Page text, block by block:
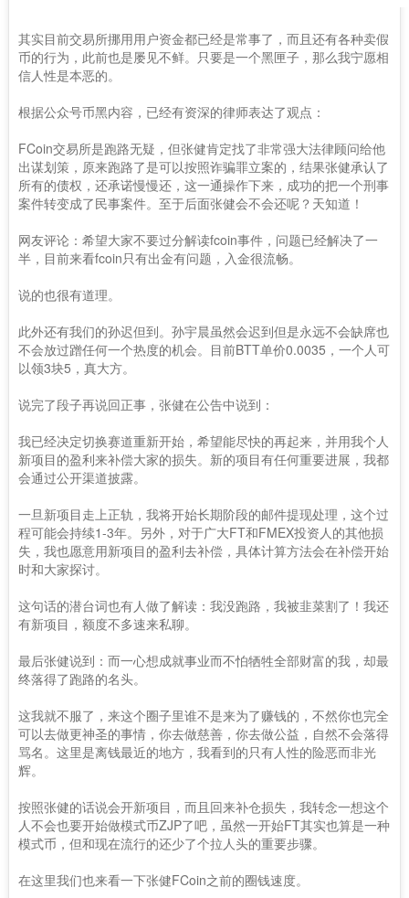
其实目前交易所挪用用户资金都已经是常事了，而且还有各种卖假
币的行为，此前也是屡见不鲜。只要是一个黑匣子，那么我宁愿相
信人性是本恶的。
根据公众号币黑内容，已经有资深的律师表达了观点：
FCoin交易所是跑路无疑，但张健肯定找了非常强大法律顾问给他
出谋划策，原来跑路了是可以按照诈骗罪立案的，结果张健承认了
所有的债权，还承诺慢慢还，这一通操作下来，成功的把一个刑事
案件转变成了民事案件。至于后面张健会不会还呢？天知道！
网友评论：希望大家不要过分解读fcoin事件，问题已经解决了一
半，目前来看fcoin只有出金有问题，入金很流畅。
说的也很有道理。
此外还有我们的孙迟但到。孙宇晨虽然会迟到但是永远不会缺席也
不会放过蹭任何一个热度的机会。目前BTT单价0.0035，一个人可
以领3块5，真大方。
说完了段子再说回正事，张健在公告中说到：
我已经决定切换赛道重新开始，希望能尽快的再起来，并用我个人
新项目的盈利来补偿大家的损失。新的项目有任何重要进展，我都
会通过公开渠道披露。
一旦新项目走上正轨，我将开始长期阶段的邮件提现处理，这个过
程可能会持续1-3年。另外，对于广大FT和FMEX投资人的其他损
失，我也愿意用新项目的盈利去补偿，具体计算方法会在补偿开始
时和大家探讨。
这句话的潜台词也有人做了解读：我没跑路，我被韭菜割了！我还
有新项目，额度不多速来私聊。
最后张健说到：而一心想成就事业而不怕牺牲全部财富的我，却最
终落得了跑路的名头。
这我就不服了，来这个圈子里谁不是来为了赚钱的，不然你也完全
可以去做更神圣的事情，你去做慈善，你去做公益，自然不会落得
骂名。这里是离钱最近的地方，我看到的只有人性的险恶而非光
辉。
按照张健的话说会开新项目，而且回来补仓损失，我转念一想这个
人不会也要开始做模式币ZJP了吧，虽然一开始FT其实也算是一种
模式币，但和现在流行的还少了个拉人头的重要步骤。
在这里我们也来看一下张健FCoin之前的圈钱速度。